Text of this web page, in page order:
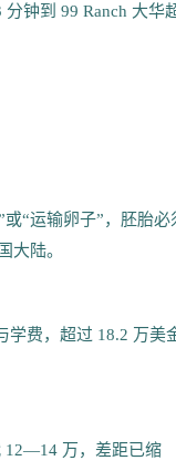
钟到 99 Ranch 大华
“运输卵子”，胚胎必
大陆。
学费，超过 18.2 万美
12—14 万，差距已缩